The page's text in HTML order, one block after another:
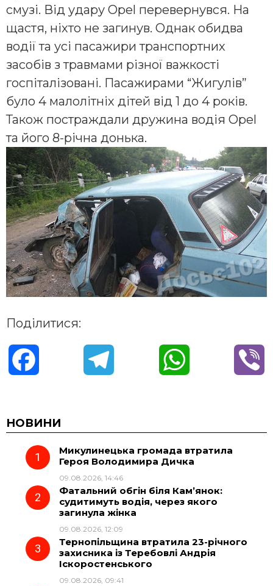
смузі. Від удару Opel перевернувся. На
щастя, ніхто не загинув. Однак обидва
водії та усі пасажири транспортних
засобів з травмами різної важкості
госпіталізовані. Пасажирами “Жигулів”
було 4 малолітніх дітей від 1 до 4 років.
Також постраждали дружина водія Opel
та його 8-річна донька.
Поділитися:
c
e
o
o
e
g
r
a
t
p
НОВИНИ
Микулинецька громада втратила
Героя Володимира Дичка
09.08.2026, 14:46
Фатальний обгін біля Кам’янок:
судитимуть водія, через якого
загинула жінка
09.08.2026, 12:09
Тернопільщина втратила 23-річного
захисника із Теребовлі Андрія
Іскоростенського
09.08.2026, 09:41